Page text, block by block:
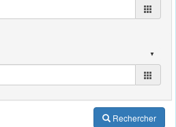
Rechercher